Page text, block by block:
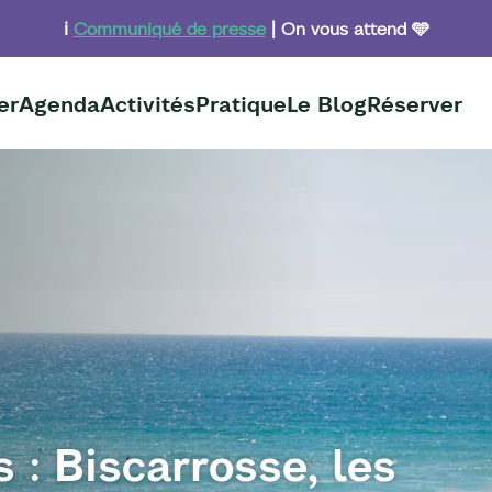
ℹ️ Communiqué de presse| On vous attend 🩵
AgendaActivitésPratiqueLe BlogRéserver
: Biscarrosse, les